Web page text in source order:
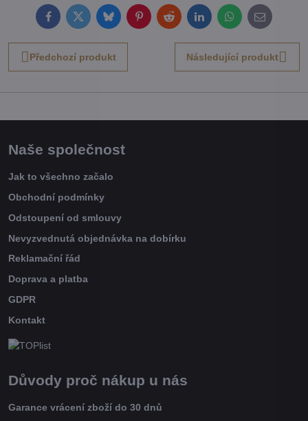
FacebookTwitterBlueskyPinterestRedditLinkedInWhatsApp
E-
mail
Předchozí produkt Následující produkt
Naše společnost
Jak to všechno začalo
Obchodní podmínky
Odstoupení od smlouvy
Nevyzvednutá objednávka na dobírku
Reklamační řád
Doprava a platba
GDPR
Kontakt
Důvody proč nákup u nás
Garance vrácení zboží do 30 dnů